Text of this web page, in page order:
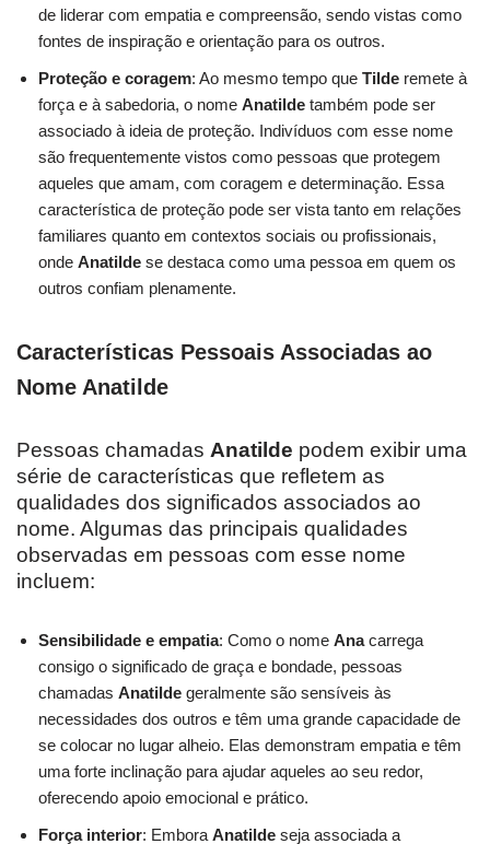
de liderar com empatia e compreensão, sendo vistas como
fontes de inspiração e orientação para os outros.
Proteção e coragem: Ao mesmo tempo que Tilde remete à
força e à sabedoria, o nome Anatilde também pode ser
associado à ideia de proteção. Indivíduos com esse nome
são frequentemente vistos como pessoas que protegem
aqueles que amam, com coragem e determinação. Essa
característica de proteção pode ser vista tanto em relações
familiares quanto em contextos sociais ou profissionais,
onde Anatilde se destaca como uma pessoa em quem os
outros confiam plenamente.
Características Pessoais Associadas ao
Nome Anatilde
Pessoas chamadas Anatilde podem exibir uma
série de características que refletem as
qualidades dos significados associados ao
nome. Algumas das principais qualidades
observadas em pessoas com esse nome
incluem:
Sensibilidade e empatia: Como o nome Anacarrega
consigo o significado de graça e bondade, pessoas
chamadas Anatilde geralmente são sensíveis às
necessidades dos outros e têm uma grande capacidade de
se colocar no lugar alheio. Elas demonstram empatia e têm
uma forte inclinação para ajudar aqueles ao seu redor,
oferecendo apoio emocional e prático.
Força interior: Embora Anatilde seja associada a